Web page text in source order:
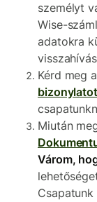
személyt
Wise-
adatokra
Kérd meg
bizonylatot
Miután
Várom,